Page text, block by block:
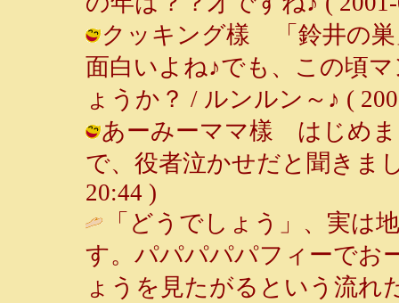
クッキング樣 「鈴井の巣
面白いよね♪でも、この頃
ょうか？ / ルンルン～♪ (
あーみーママ樣 はじめま
で、役者泣かせだと聞きま
20:44 )
「どうでしょう」、実は
す。パパパパパフィーでお
ょうを見たがるという流れ